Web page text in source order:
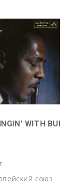
WITH
союз